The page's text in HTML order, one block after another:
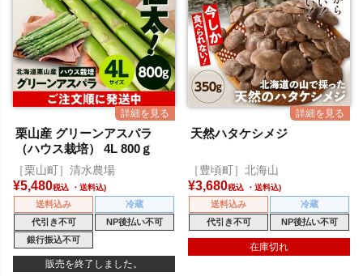
栗山産 グリーンアスパラ
（ハウス栽培） 4L 800ｇ
［栗山町］清水農場
¥5,480税込
送料込み
冷蔵
代引き不可
NP後払い不可
銀行振込不可
販売を終了しました。
天然ハタケシメジ
［豊頃町］北海山
¥3,680税込
送料込み
冷蔵
代引き不可
NP後払い不可
在庫切れ